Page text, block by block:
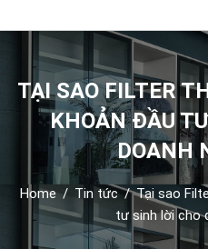
TẠI SAO FILTER
KHOẢN ĐẦU
DOANH
Home / Tin tức / Tại sao
tư sinh lời cho